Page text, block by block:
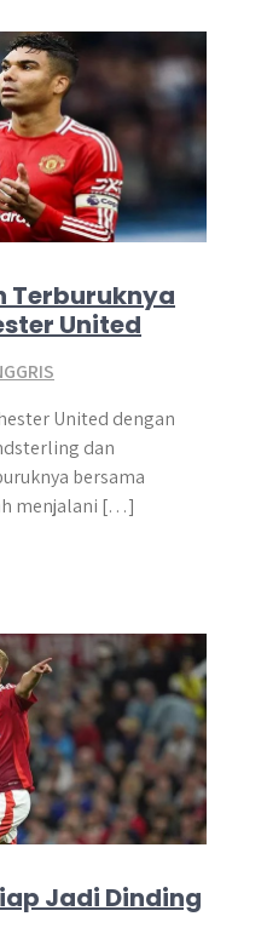
Terburuknya
United
United dengan
dan
bersama
menjalani […]
Jadi Dinding